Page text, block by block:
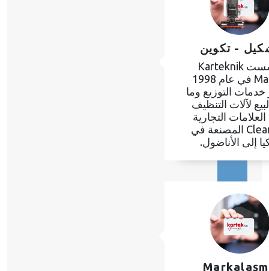
- تكوين
تأسست Karteknik
Makina في عام 1998
خدمات التوزيع وما
لآلات التنظيف
التجارية
Cleanvac المصنعة في
إلى الأناضول.